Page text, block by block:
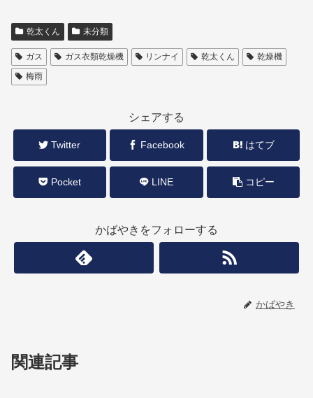
乾太くん 未分類
ガス ガス衣類乾燥機 リンナイ 乾太くん
乾燥機
梅雨
シェアする
Twitter Facebook はてブ
Pocket LINE コピー
かばやきをフォローする
かばやき
関連記事